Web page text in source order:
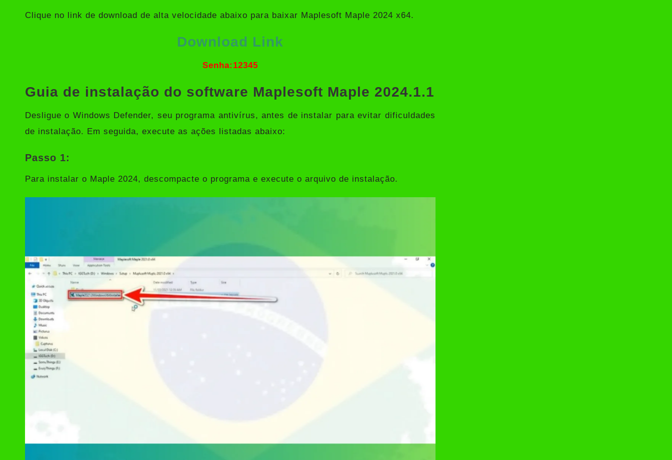
Clique no link de download de alta velocidade abaixo para baixar Maplesoft Maple 2024 x64.
Download Link
Senha:12345
Guia de instalação do software Maplesoft Maple 2024.1.1
Desligue o Windows Defender, seu programa antivírus, antes de instalar para evitar dificuldades
de instalação. Em seguida, execute as ações listadas abaixo:
Passo 1:
Para instalar o Maple 2024, descompacte o programa e execute o arquivo de instalação.